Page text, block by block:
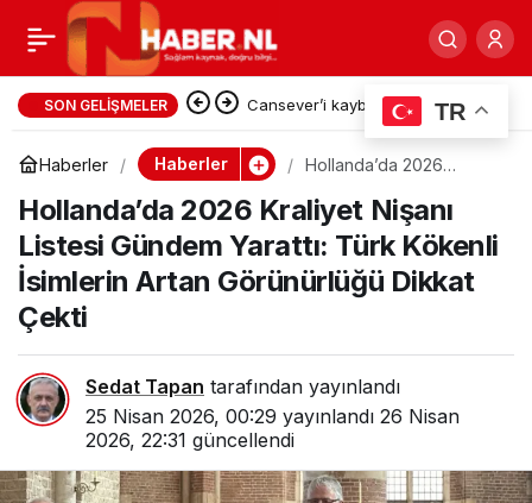
SON GELIŞMELER Cansever’i kaybettik…
Haberler Haberler
Hollanda’da 2026
Gündem Yarattı: Türk
Kökenli İsimlerin Artan
Görünürlüğü Dikkat Çekti
Hollanda’da 2026 Kraliyet Nişanı
Listesi Gündem Yarattı: Türk Kökenli
İsimlerin Artan Görünürlüğü Dikkat
Çekti
Sedat Tapan tarafından yayınlandı
25 Nisan 2026, 00:29 yayınlandı 26 Nisan
2026, 22:31 güncellendi
Hollanda’da minik
müzisyenlerin Bahar
Konseri’nde açan “23
Nisan Çiçekleri”
izleyenleri büyüledi… (
Video Haber )
0 Paylaş
TR